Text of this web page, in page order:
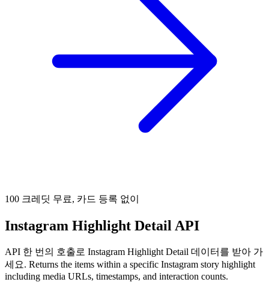
100 크레딧 무료, 카드 등록 없이
Instagram Highlight Detail API
API 한 번의 호출로 Instagram Highlight Detail 데이터를 받아 가
세요. Returns the items within a specific Instagram story highlight
including media URLs, timestamps, and interaction counts.